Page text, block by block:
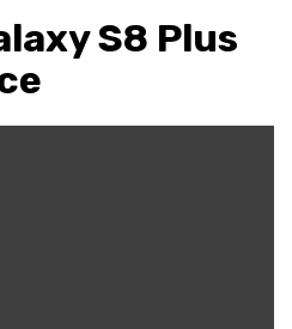
S8 Plus